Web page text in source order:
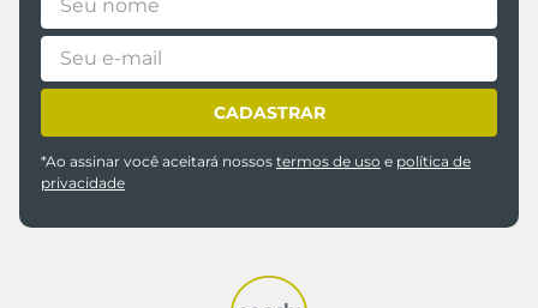
CADASTRAR
*Ao assinar você aceitará nossos termos de uso e política de
privacidade